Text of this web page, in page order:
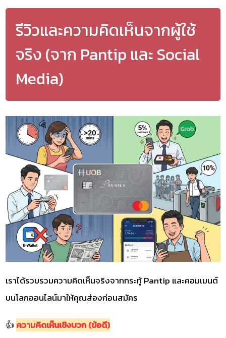
รีวิวและความคิดเห็นจากผู้ใช้
จริง (จาก Pantip และ Social
Media)
เราได้รวบรวมความคิดเห็นจริงจากกระทู้ Pantip และคอมเมนต์
บนโลกออนไลน์มาให้คุณส่องก่อนสมัคร
👍 ความคิดเห็นเชิงบวก (ข้อดี)